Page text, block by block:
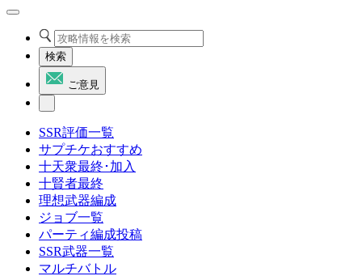
検索
ご意見
SSR評価一覧
サプチケおすすめ
十天衆最終･加入
十賢者最終
理想武器編成
ジョブ一覧
パーティ編成投稿
SSR武器一覧
マルチバトル